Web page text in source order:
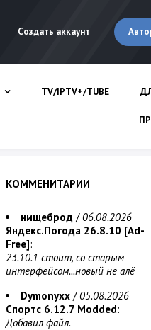
Создать аккаунт
TV/IPTV+/TUBE
КОММЕНИТАРИИ
нищеброд /06.08.2026
Яндекс.Погода 26.8.10 [Ad-
Free]:
23.10.1 стоит, со старым
интерфейсом...новый не алё
Dymonyxx /05.08.2026
Спортс 6.12.7 Modded:
Добавил файл.